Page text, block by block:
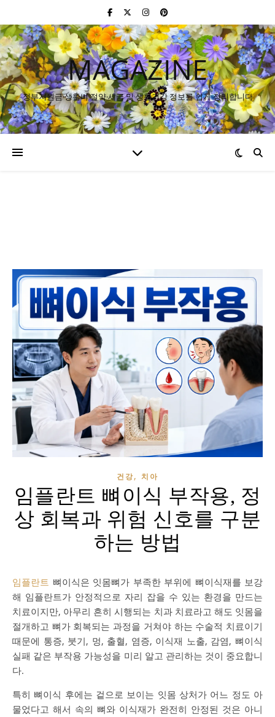
MAGAZINE
정부지원금·생활비 절약·세금 및 생활건강 정보를 쉽게 정리합니다
건강, 치아
임플란트 뼈이식 부작용, 정
상 회복과 위험 신호를 구분
하는 방법
임플란트 뼈이식은 잇몸뼈가 부족한 부위에 뼈이식재를 보강
해 임플란트가 안정적으로 자리 잡을 수 있는 환경을 만드는
치료이지만, 아무리 흔히 시행되는 치과 치료라고 해도 잇몸을
절개하고 뼈가 회복되는 과정을 거쳐야 하는 수술적 치료이기
때문에 통증, 붓기, 멍, 출혈, 염증, 이식재 노출, 감염, 뼈이식
실패 같은 부작용 가능성을 미리 알고 관리하는 것이 중요합니
다.
특히 뼈이식 후에는 겉으로 보이는 잇몸 상처가 어느 정도 아
물었다고 해서 속의 뼈와 이식재가 완전히 안정된 것은 아니